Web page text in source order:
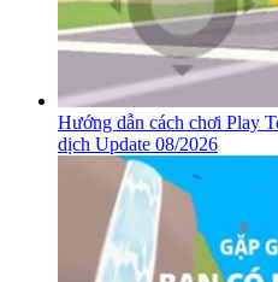
Hướng dẫn cách chơi Play
dịch Update 08/2026